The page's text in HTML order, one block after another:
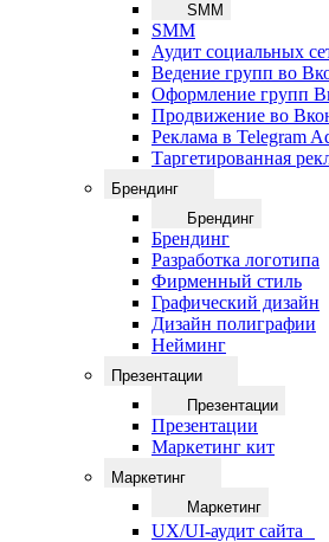
SMM
SMM
Аудит социальных
Ведение групп во
Оформление групп
Продвижение во
Реклама в Telegram
Таргетированная
Брендинг
Брендинг
Брендинг
Разработка логотипа
Фирменный стиль
Графический дизайн
Дизайн полиграфии
Нейминг
Презентации
Презентации
Презентации
Маркетинг кит
Маркетинг
Маркетинг
UX/UI-аудит сайта